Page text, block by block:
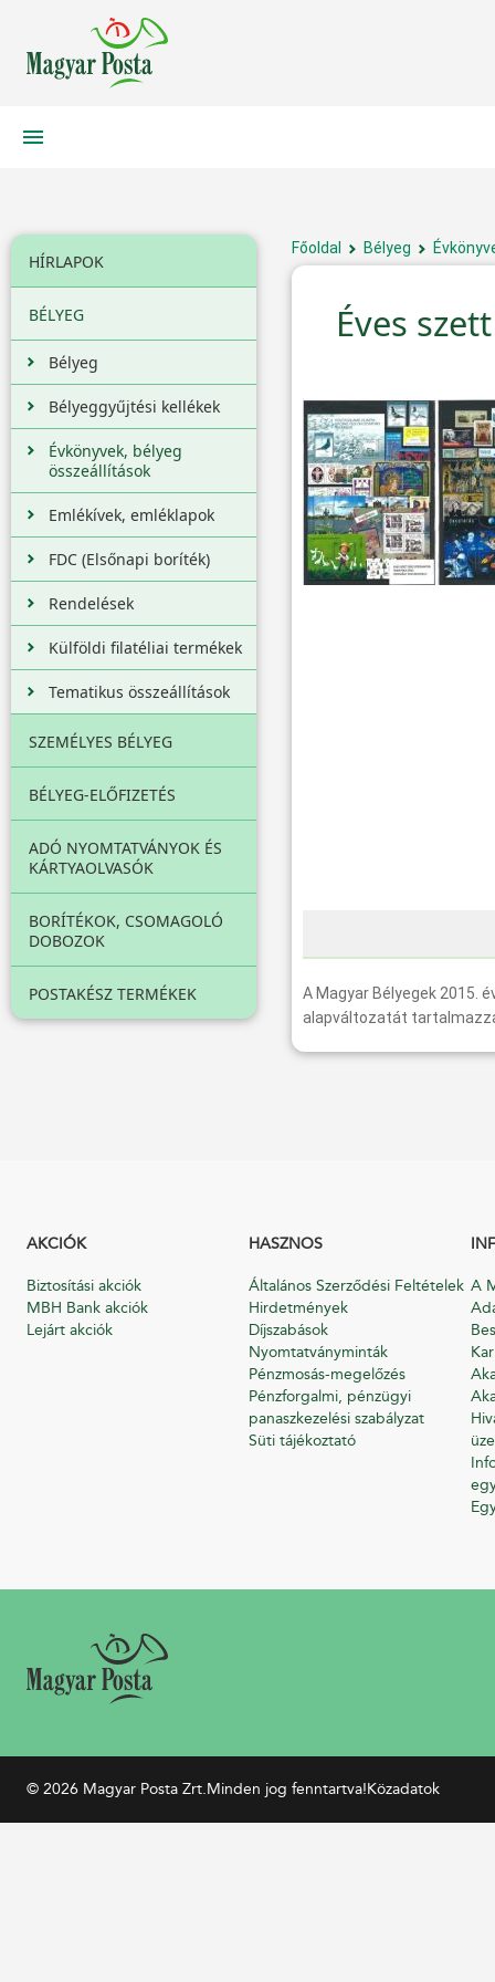
HÍRLAPOK
BÉLYEG
Bélyeg
Bélyeggyűjtési kellékek
Évkönyvek, bélyeg
összeállítások
Emlékívek, emléklapok
FDC (Elsőnapi boríték)
Rendelések
Külföldi filatéliai termékek
Tematikus összeállítások
SZEMÉLYES BÉLYEG
BÉLYEG-ELŐFIZETÉS
ADÓ NYOMTATVÁNYOK ÉS
KÁRTYAOLVASÓK
BORÍTÉKOK, CSOMAGOLÓ
DOBOZOK
POSTAKÉSZ TERMÉKEK
Főoldal Bélyeg
Éves
A Magyar Bélyegek 2015.
alapváltozatát
AKCIÓK
Biztosítási akciók
MBH Bank akciók
Lejárt akciók
HASZNOS
Általános Szerződési Feltételek
Hirdetmények
Díjszabások
Nyomtatványminták
Pénzmosás-megelőzés
Pénzforgalmi, pénzügyi
panaszkezelési szabályzat
Süti tájékoztató
A
© 2026 Magyar Posta Zrt.Minden jog fenntartva!Közadatok